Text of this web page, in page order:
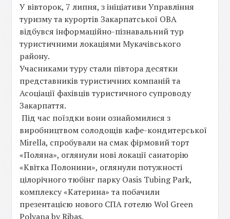
У вівторок, 7 липня, з ініціативи Управління
туризму та курортів Закарпатської ОВА
відбувся інформаційно-пізнавальний тур
туристичними локаціями Мукачівського
району.
Учасниками туру стали півтора десятки
представників туристичних компаній та
Асоціації фахівців туристичного супроводу
Закарпаття.
Під час поїздки вони ознайомилися з
виробництвом солодощів кафе-кондитерської
Mirella, спробували на смак фірмовий торт
«Поляна», оглянули нові локації санаторію
«Квітка Полонини», оглянули потужності
цілорічного тюбінг парку Oasis Tubing Park,
комплексу «Катерина» та побачили
презентацією нового СПА готелю Wol Green
Polyana by Ribas.